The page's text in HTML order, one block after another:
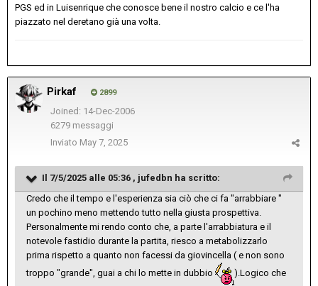
PGS ed in Luisenrique che conosce bene il nostro calcio e ce l'ha
piazzato nel deretano già una volta.
Pirkaf 2899
Joined: 14-Dec-2006
6279 messaggi
Inviato May 7, 2025
Il 7/5/2025 alle 05:36 , jufedbn ha scritto:
Credo che il tempo e l'esperienza sia ciò che ci fa "arrabbiare "
un pochino meno mettendo tutto nella giusta prospettiva.
Personalmente mi rendo conto che, a parte l'arrabbiatura e il
notevole fastidio durante la partita, riesco a metabolizzarlo
prima rispetto a quanto non facessi da giovincella ( e non sono
troppo "grande", guai a chi lo mette in dubbio
).Logico che